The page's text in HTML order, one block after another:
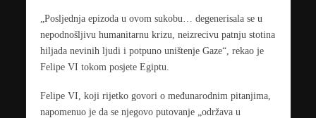
„Posljednja epizoda u ovom sukobu… degenerisala se u
nepodnošljivu humanitarnu krizu, neizrecivu patnju stotina
hiljada nevinih ljudi i potpuno uništenje Gaze“, rekao je
Felipe VI tokom posjete Egiptu.
Felipe VI, koji rijetko govori o međunarodnim pitanjima,
napomenuo je da se njegovo putovanje „održava u